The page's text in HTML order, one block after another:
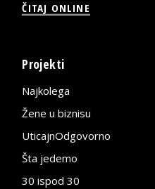
ČITAJ ONLINE
Projekti
Najkolega
Žene u biznisu
UticajnOdgovorno
Šta jedemo
30 ispod 30